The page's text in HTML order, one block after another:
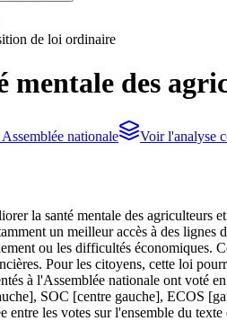
de loi ordinaire
mentale des
Assemblée nationale Voir l'analyse
la santé mentale des agriculteurs
un meilleur accès à des lignes
ou les difficultés économiques.
Pour les citoyens, cette loi
à l'Assemblée nationale ont voté
SOC [centre gauche], ECOS
entre les votes sur l'ensemble du